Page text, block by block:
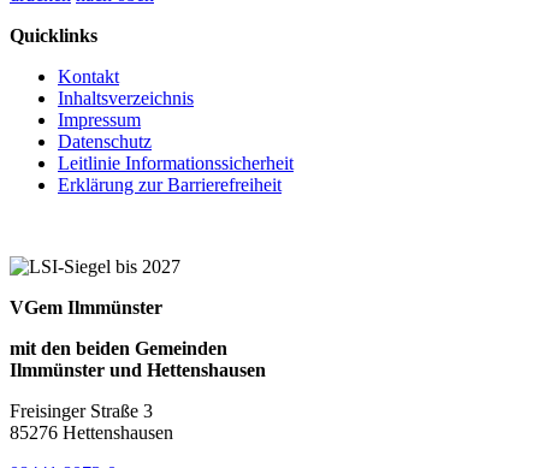
Quicklinks
Kontakt
Inhaltsverzeichnis
Impressum
Datenschutz
Leitlinie Informationssicherheit
Erklärung zur Barrierefreiheit
VGem Ilmmünster
mit den beiden Gemeinden
Ilmmünster und Hettenshausen
Freisinger Straße 3
85276 Hettenshausen